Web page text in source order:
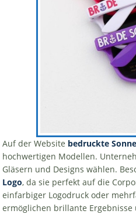
Auf der Website bedruckte
hochwertigen Modellen.
Gläsern und Designs wählen.
Logo, da sie perfekt auf die
einfarbiger Logodruck oder
ermöglichen brillante